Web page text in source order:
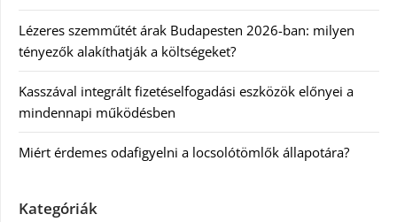
Lézeres szemműtét árak Budapesten 2026-ban: milyen
tényezők alakíthatják a költségeket?
Kasszával integrált fizetéselfogadási eszközök előnyei a
mindennapi működésben
Miért érdemes odafigyelni a locsolótömlők állapotára?
Kategóriák